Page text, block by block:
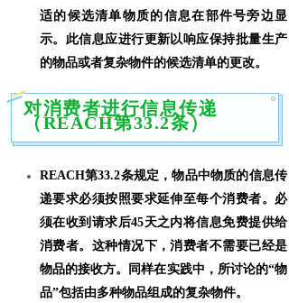
适的候选清单物质的信息在部件号旁边显
示。此信息应进行更新以响应保持批量生产
的物品或者复杂物件的候选清单的更改。
对消费者进行信息传递
（REACH第33.2条）
REACH第33.2条规定，物品中物质的信息传
递要求必须按照要求延伸至每个消费者。必
须在收到请求后45天之内将信息免费提供给
消费者。这种情况下，消费者不需要已经是
物品的接收方。同样在实践中，所讨论的“物
品”包括由多种物品组成的复杂物件。